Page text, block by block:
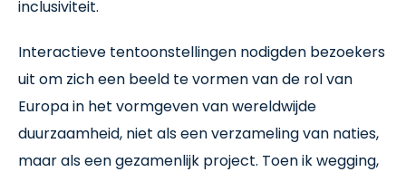
inclusiviteit.
Interactieve tentoonstellingen nodigden bezoekers
uit om zich een beeld te vormen van de rol van
Europa in het vormgeven van wereldwijde
duurzaamheid, niet als een verzameling van naties,
maar als een gezamenlijk project. Toen ik wegging,